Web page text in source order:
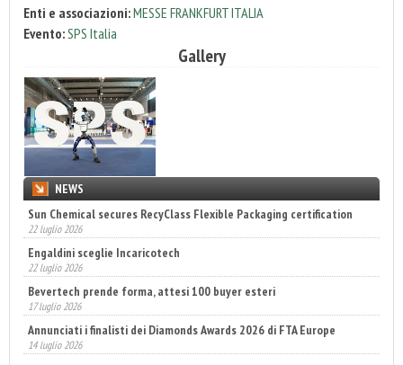
Enti e associazioni:MESSE FRANKFURT ITALIA
Evento:SPS Italia
Gallery
NEWS
Sun Chemical secures RecyClass Flexible Packaging certification
22 luglio 2026
Engaldini sceglie Incaricotech
22 luglio 2026
Bevertech prende forma, attesi 100 buyer esteri
17 luglio 2026
Annunciati i finalisti dei Diamonds Awards 2026 di FTA Europe
14 luglio 2026